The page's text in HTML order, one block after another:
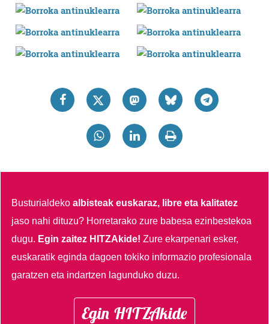
Busturialdekoalbisteak euskaraz, libre eta kalitatez
jaso nahi dituzu? Horretarako zure babesa ezinbestekoa
dugu. Egin zaitez HITZAkide!Zure ekarpenari esker,
euskaratik eginda dagoen tokiko informazio profesionala
garatzen eta indartzen lagunduko duzu.
Egin HITZAkide